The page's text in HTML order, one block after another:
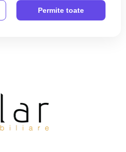
Rotund
Turzii
inchiriat
Permite toate